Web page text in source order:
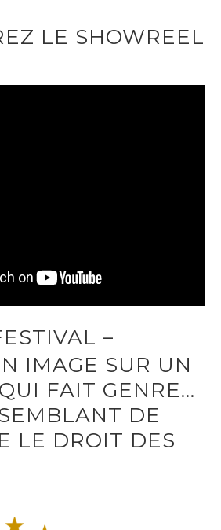
LE SHOWREEL
–
IMAGE SUR UN
FAIT GENRE…
DE
LE DROIT DES